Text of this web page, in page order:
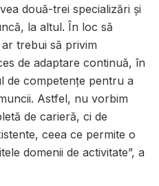
două-trei specializări și
la altul. În loc să
trebui să privim
de adaptare continuă, în
de competențe pentru a
Astfel, nu vorbim
de carieră, ci de
ceea ce permite o
domenii de activitate”, a